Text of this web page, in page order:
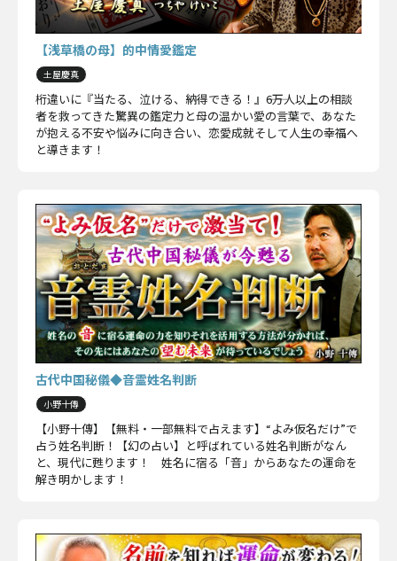
【浅草橋の母】的中情愛鑑定
土屋慶真
桁違いに『当たる、泣ける、納得できる！』――6万人以上の相談
者を救ってきた驚異の鑑定力と母の温かい愛の言葉で、あなた
が抱える不安や悩みに向き合い、恋愛成就そして人生の幸福へ
と導きます！
古代中国秘儀◆音霊姓名判断
小野十傳
【小野十傳】【無料・一部無料で占えます】“よみ仮名だけ”で
占う姓名判断！【幻の占い】と呼ばれている姓名判断がなん
と、現代に甦ります！ 姓名に宿る「音」からあなたの運命を
解き明かします！